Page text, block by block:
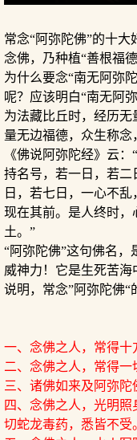
常念“阿弥陀佛”的十大
念佛，乃种植“善根福
为什么要念“南无阿弥
呢？应该明白“南无阿
为法藏比丘时，经历
量无边福德，众生称念
《佛说阿弥陀经》云
持名号，若一日，若
日，若七日，一心不乱
现在其前。是人终时，
土。”
“阿弥陀佛”这句佛名
威神力！它是生死苦
说明，常念”阿弥陀佛“
一、念佛之人，常得十
二、念佛之人，常得一
三、诸佛如来及阿弥陀
四、念佛之人，光明
切蛇龙毒药，悉皆不受